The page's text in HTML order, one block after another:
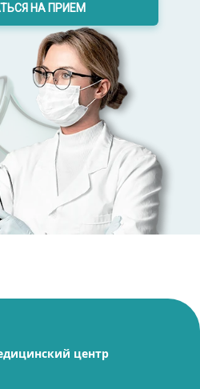
НА ПРИЕМ
центр